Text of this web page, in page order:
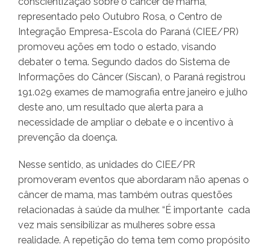
representado pelo Outubro Rosa, o Centro de
Integração Empresa-Escola do Paraná (CIEE/PR)
promoveu ações em todo o estado, visando
debater o tema. Segundo dados do Sistema de
Informações do Câncer (Siscan), o Paraná registrou
191.029 exames de mamografia entre janeiro e julho
deste ano, um resultado que alerta para a
necessidade de ampliar o debate e o incentivo à
prevenção da doença.
Nesse sentido, as unidades do CIEE/PR
promoveram eventos que abordaram não apenas o
câncer de mama, mas também outras questões
relacionadas à saúde da mulher. “É importante cada
vez mais sensibilizar as mulheres sobre essa
realidade. A repetição do tema tem como propósito